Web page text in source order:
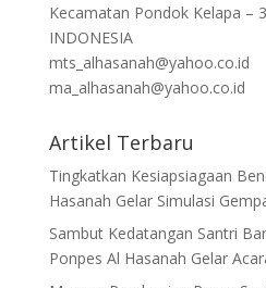
Kecamatan Pondok Kelapa –
INDONESIA
mts_alhasanah@yahoo.co.id
ma_alhasanah@yahoo.co.id
Artikel Terbaru
Tingkatkan Kesiapsiagaan
Hasanah Gelar Simulasi
Sambut Kedatangan Santri
Ponpes Al Hasanah Gelar